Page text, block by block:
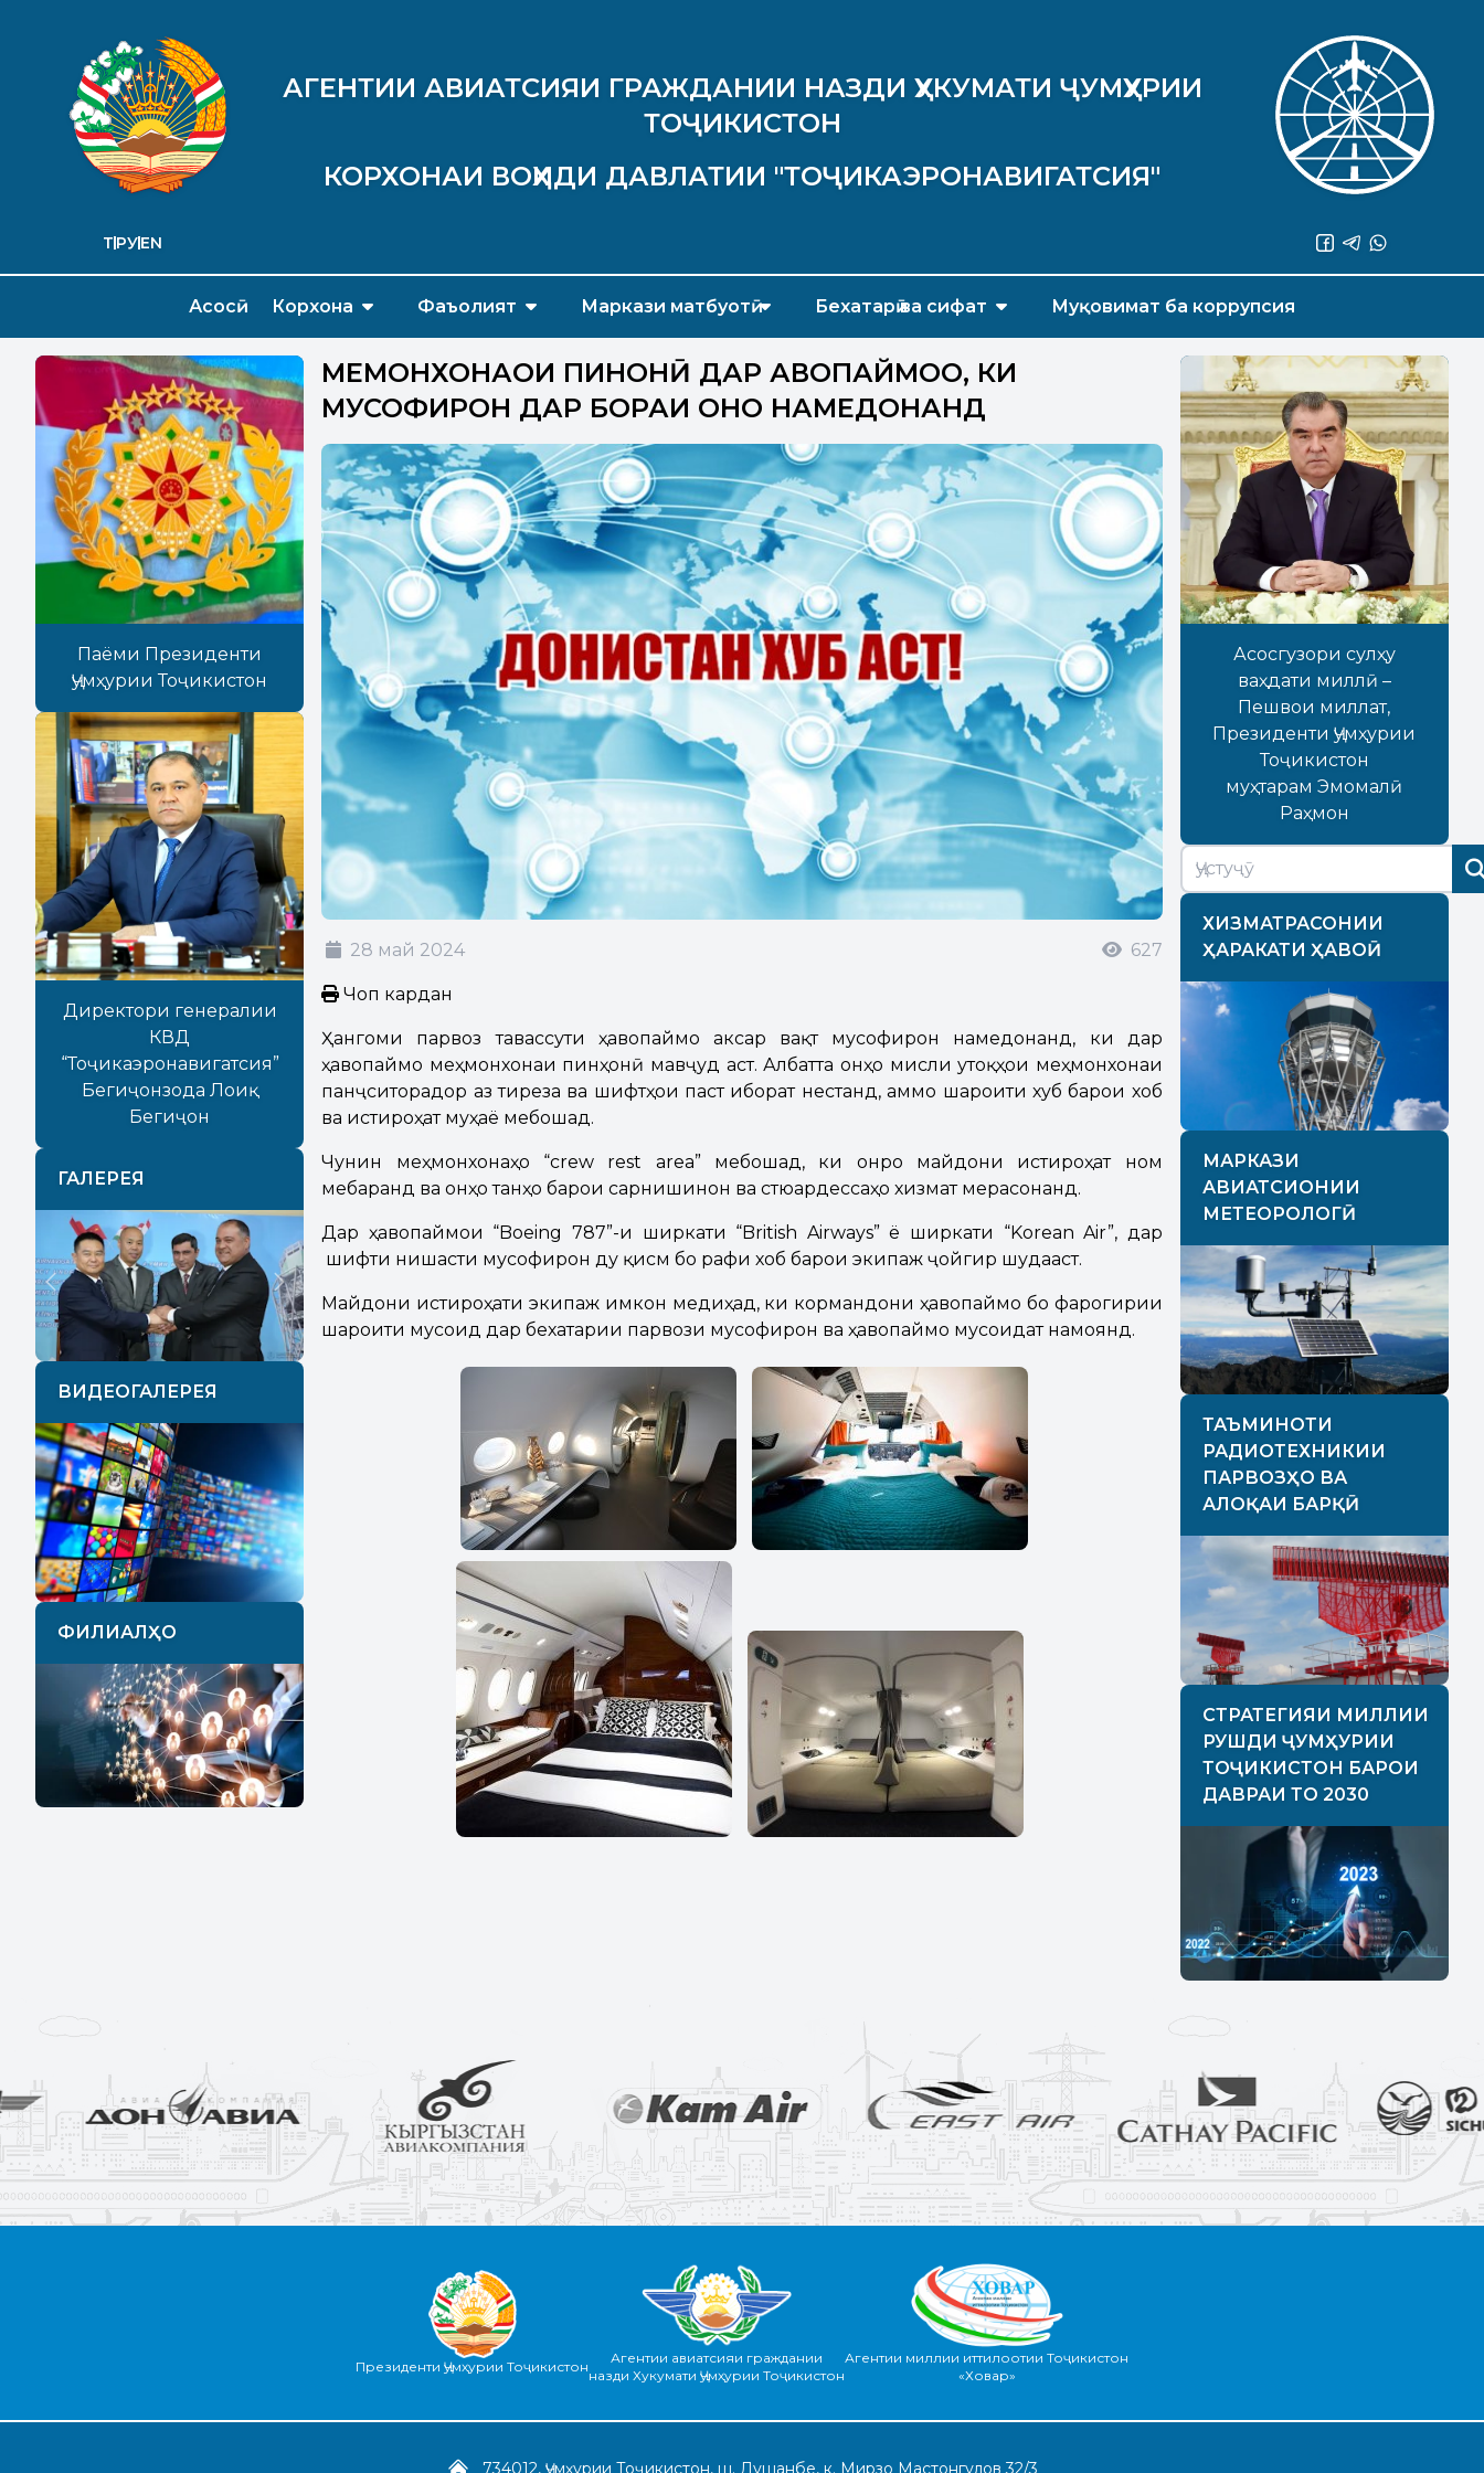
АГЕНТИИ АВИАТСИЯИ ГРАЖДАНИИ НАЗДИ ҲУКУМАТИ ҶУМҲУРИИ
ТОҶИКИСТОН
КОРХОНАИ ВОҲИДИ ДАВЛАТИИ "ТОҶИКАЭРОНАВИГАТСИЯ"
ТҶ РУEN
Асосӣ Корхона Фаъолият Маркази матбуотӣ Бехатарӣ ва сифат Муқовимат ба коррупсия
Паёми Президенти
Ҷумҳурии Тоҷикистон
Директори генералии
КВД
“Тоҷикаэронавигатсия”
Бегиҷонзода Лоиқ
Бегиҷон
ГАЛЕРЕЯ
Previous Next
ВИДЕОГАЛЕРЕЯ
ФИЛИАЛҲО
МЕҲМОНХОНАҲОИ ПИНҲОНӢ ДАР ҲАВОПАЙМОҲО, КИ
МУСОФИРОН ДАР БОРАИ ОНҲО НАМЕДОНАНД
28 май 2024 627
Чоп кардан
Ҳангоми парвоз тавассути ҳавопаймо аксар вақт мусофирон намедонанд, ки дар
ҳавопаймо меҳмонхонаи пинҳонӣ мавҷуд аст. Албатта онҳо мисли утоқҳои меҳмонхонаи
панҷситорадор аз тиреза ва шифтҳои паст иборат нестанд, аммо шароити хуб барои хоб
ва истироҳат муҳаё мебошад.
Чунин меҳмонхонаҳо “crew rest area” мебошад, ки онро майдони истироҳат ном
мебаранд ва онҳо танҳо барои сарнишинон ва стюардессаҳо хизмат мерасонанд.
Дар ҳавопаймои “Boeing 787”-и ширкати “British Airways” ё ширкати “Korean Air”, дар
шифти нишасти мусофирон ду қисм бо рафи хоб барои экипаж ҷойгир шудааст.
Майдони истироҳати экипаж имкон медиҳад, ки кормандони ҳавопаймо бо фарогирии
шароити мусоид дар бехатарии парвози мусофирон ва ҳавопаймо мусоидат намоянд.
Асосгузори сулҳу
ваҳдати миллӣ –
Пешвои миллат,
Президенти Ҷумҳурии
Тоҷикистон
муҳтарам Эмомалӣ
Раҳмон
ХИЗМАТРАСОНИИ
ҲАРАКАТИ ҲАВОӢ
МАРКАЗИ
АВИАТСИОНИИ
МЕТЕОРОЛОГӢ
ТАЪМИНОТИ
РАДИОТЕХНИКИИ
ПАРВОЗҲО ВА
АЛОҚАИ БАРҚӢ
СТРАТЕГИЯИ МИЛЛИИ
РУШДИ ҶУМҲУРИИ
ТОҶИКИСТОН БАРОИ
ДАВРАИ ТО 2030
Президенти Ҷумҳурии Тоҷикистон
Агентии авиатсияи граждании
назди Хукумати Ҷумҳурии Тоҷикистон
Агентии миллии иттилоотии Тоҷикистон
«Ховар»
734012, Ҷумҳурии Тоҷикистон, ш. Душанбе, к. Мирзо Мастонгулов 32/3